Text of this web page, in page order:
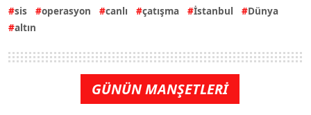
sis operasyon canlı çatışma İstanbul
Dünya
altın
GÜNÜN MANŞETLERİ